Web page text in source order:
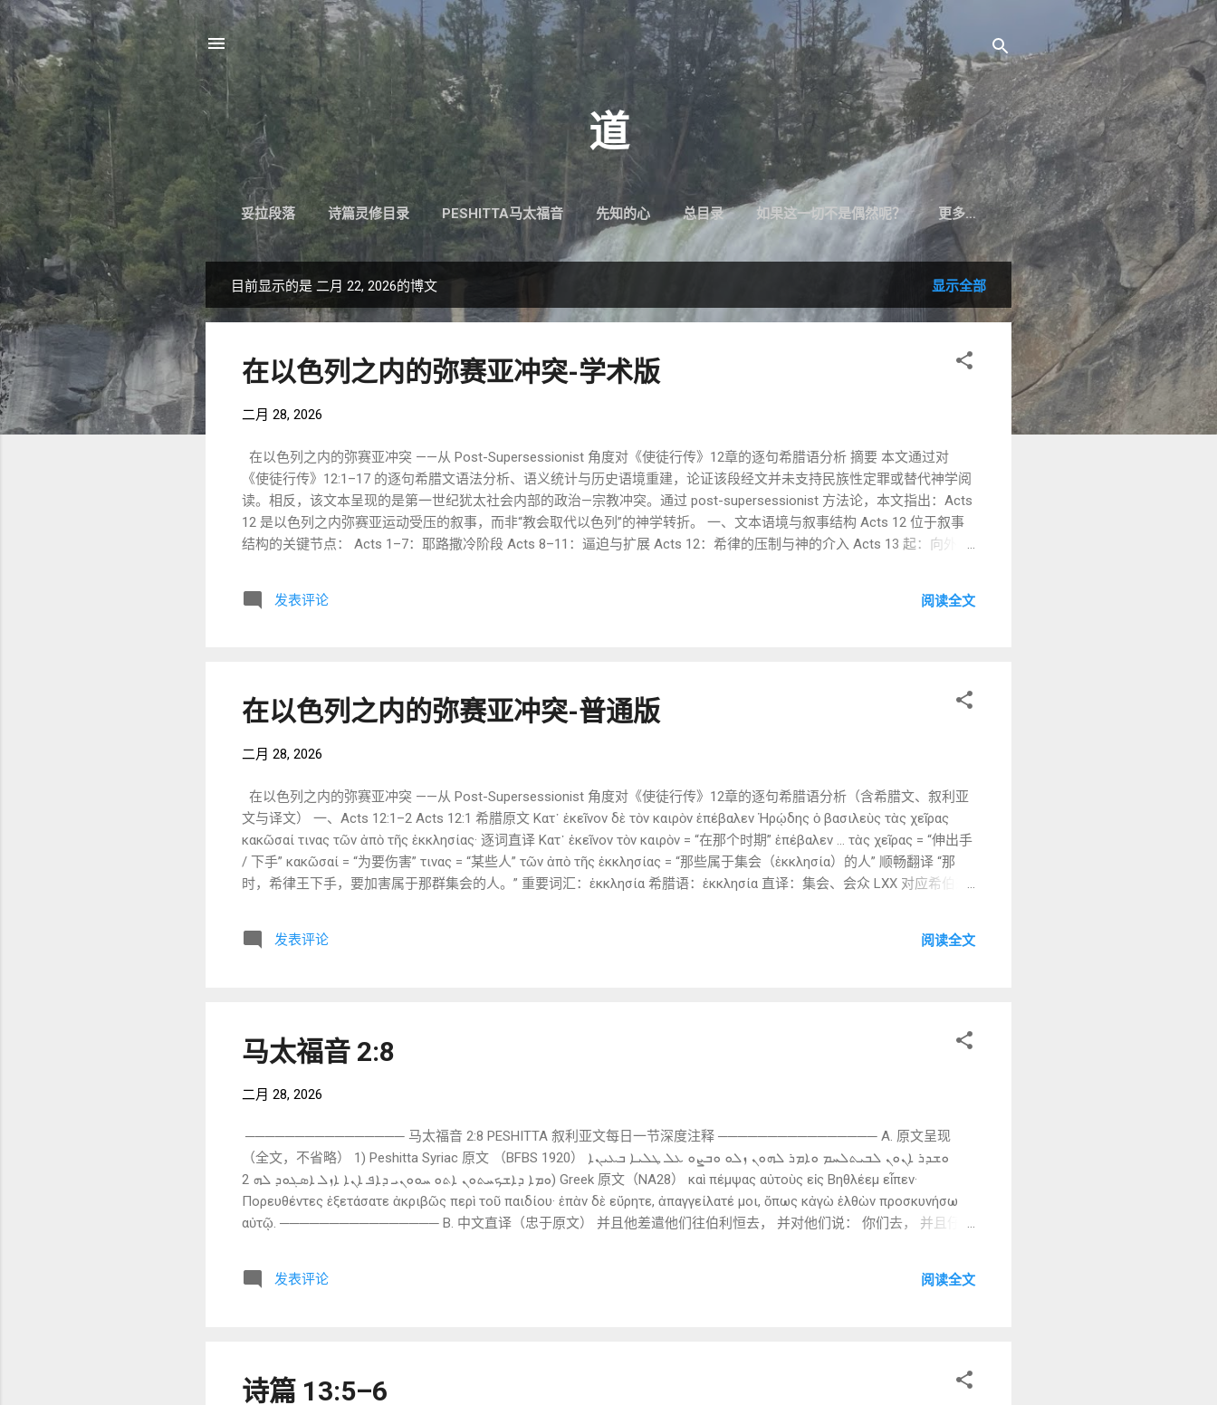
跳至主要内容
道
妥拉段落 诗篇灵修目录 PESHITTA马太福音 先知的心 总目录 如果这一切不是偶然呢？ 更多…
文
目前显示的是 二月 22, 2026的博文 显示全部
在以色列之内的弥赛亚冲突-学术版
二月 28, 2026
在以色列之内的弥赛亚冲突 ——从 Post-Supersessionist 角度对《使徒行传》12章的逐句希腊语分析 摘要 本文通过对
《使徒行传》12:1–17 的逐句希腊文语法分析、语义统计与历史语境重建，论证该段经文并未支持民族性定罪或替代神学阅
读。相反，该文本呈现的是第一世纪犹太社会内部的政治—宗教冲突。通过 post-supersessionist 方法论，本文指出：Acts
12 是以色列之内弥赛亚运动受压的叙事，而非“教会取代以色列”的神学转折。 一、文本语境与叙事结构 Acts 12 位于叙事
结构的关键节点： Acts 1–7：耶路撒冷阶段 Acts 8–11：逼迫与扩展 Acts 12：希律的压制与神的介入 Acts 13 起：向外邦
ἐκκλησίας· 语法分析 ἐπέβαλεν … τὰς χεῖρας → LXX 中常用于“施暴”“攻击”（参 创 37:22） κακῶσαί（不定式） → 目的结
ἰδὼν（分词） 表示希律观察到政治效果。 2️⃣ ἀρεστόν 中性形容词。 并非 θεολογικὸς κρίσις（神学判断），而是“...
发表评论 阅读全文
在以色列之内的弥赛亚冲突-普通版
二月 28, 2026
在以色列之内的弥赛亚冲突 ——从 Post-Supersessionist 角度对《使徒行传》12章的逐句希腊语分析（含希腊文、叙利亚
文与译文） 一、Acts 12:1–2 Acts 12:1 希腊原文 Κατ᾽ ἐκεῖνον δὲ τὸν καιρὸν ἐπέβαλεν Ἡρῴδης ὁ βασιλεὺς τὰς χεῖρας
κακῶσαί τινας τῶν ἀπὸ τῆς ἐκκλησίας· 逐词直译 Κατ᾽ ἐκεῖνον τὸν καιρὸν = “在那个时期” ἐπέβαλεν … τὰς χεῖρας = “伸出手
/ 下手” κακῶσαί = “为要伤害” τινας = “某些人” τῶν ἀπὸ τῆς ἐκκλησίας = “那些属于集会（ἐκκλησία）的人” 顺畅翻译 “那
时，希律王下手，要加害属于那群集会的人。” 重要词汇：ἐκκλησία 希腊语：ἐκκλησία 直译：集会、会众 LXX 对应希伯来
的新宗教实体。 Acts 12:2 ἀνεῖλεν δὲ Ἰάκωβον τὸν ἀδελφὸν Ἰωάννου μαχαίρῃ. 逐词直译 ἀνεῖλεν = “除去 / 杀死” μαχαίρῃ =
“用刀” 顺畅翻译 “他用刀杀了约翰的兄弟雅各。” 二、Acts 12:3 ——核心争议句 希腊原文 ἰδὼν δὲ ὅτι ἀρεστόν ἐστιν τοῖς
发表评论 阅读全文
马太福音 2:8
二月 28, 2026
──────────────── 马太福音 2:8 PESHITTA 叙利亚文每日一节深度注释 ──────────────── A. 原文呈现
（全文，不省略） 1) Peshitta Syriac 原文 （BFBS 1920） ܘܫܕܪ ܐܢܘܢ ܠܒܝܬܠܚܡ ܘܐܡܪ ܠܗܘܢ ܙܠܘ ܘܒܨܘ ܥܠ ܛܠܝܐ ܒܥܝܢܐ
ܘܡܐ ܕܐܫܟܚܬܘܢ ܐܬܘ ܚܘܘܢܝ ܕܐܦ ܐܢܐ ܐܙܠ ܐܣܓܘܕ ܠܗ 2) Greek 原文（NA28） καὶ πέμψας αὐτοὺς εἰς Βηθλέεμ εἶπεν·
Πορευθέντες ἐξετάσατε ἀκριβῶς περὶ τοῦ παιδίου· ἐπὰν δὲ εὕρητε, ἀπαγγείλατέ μοι, ὅπως κἀγὼ ἐλθὼν προσκυνήσω
αὐτῷ. ──────────────── B. 中文直译（忠于原文） 并且他差遣他们往伯利恒去， 并对他们说： 你们去， 并且仔细
──────────────── C. 逐词与短语详解（核心部分） 1. ܘܫܕܪ — w-šadar 动词 ：Pe‘al 完成式 3ms 词根 ：ܫܕܪ（差
遣） 意义 ：他差遣 对应 Greek：πέμψας（分词，“差遣了”） 与 2:7 相同现象： Greek 用分词， Syriac 用主句动词。 叙事
发表评论 阅读全文
诗篇 13:5–6